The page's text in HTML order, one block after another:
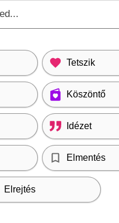
Tetszik
Köszöntő
Idézet
Elmentés
Elrejtés